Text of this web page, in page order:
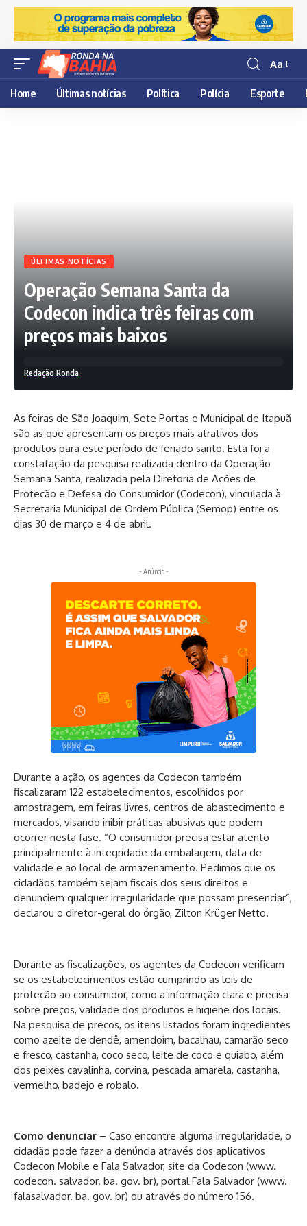
Resisor
de
fonte
Aa
Home Últimas notícias Política Polícia Esporte
ÚLTIMAS NOTÍCIAS
Operação Semana Santa da
Codecon indica três feiras com
preços mais baixos
Redação Ronda
As feiras de São Joaquim, Sete Portas e Municipal de Itapuã
são as que apresentam os preços mais atrativos dos
produtos para este período de feriado santo. Esta foi a
constatação da pesquisa realizada dentro da Operação
Semana Santa, realizada pela Diretoria de Ações de
Proteção e Defesa do Consumidor (Codecon), vinculada à
Secretaria Municipal de Ordem Pública (Semop) entre os
dias 30 de março e 4 de abril.
- Anúncio -
Durante a ação, os agentes da Codecon também
fiscalizaram 122 estabelecimentos, escolhidos por
amostragem, em feiras livres, centros de abastecimento e
mercados, visando inibir práticas abusivas que podem
ocorrer nesta fase. “O consumidor precisa estar atento
principalmente à integridade da embalagem, data de
validade e ao local de armazenamento. Pedimos que os
cidadãos também sejam fiscais dos seus direitos e
denunciem qualquer irregularidade que possam presenciar”,
declarou o diretor-geral do órgão, Zilton Krüger Netto.
Durante as fiscalizações, os agentes da Codecon verificam
se os estabelecimentos estão cumprindo as leis de
proteção ao consumidor, como a informação clara e precisa
sobre preços, validade dos produtos e higiene dos locais.
Na pesquisa de preços, os itens listados foram ingredientes
como azeite de dendê, amendoim, bacalhau, camarão seco
e fresco, castanha, coco seco, leite de coco e quiabo, além
dos peixes cavalinha, corvina, pescada amarela, castanha,
vermelho, badejo e robalo.
Como denunciar – Caso encontre alguma irregularidade, o
cidadão pode fazer a denúncia através dos aplicativos
Codecon Mobile e Fala Salvador, site da Codecon (www.
codecon. salvador. ba. gov. br), portal Fala Salvador (www.
falasalvador. ba. gov. br) ou através do número 156.